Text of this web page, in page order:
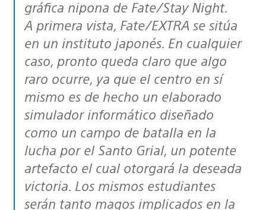
gráfica nipona de Fate/Stay Night.
A primera vista, Fate/EXTRA se sitúa
en un instituto japonés. En cualquier
caso, pronto queda claro que algo
raro ocurre, ya que el centro en sí
mismo es de hecho un elaborado
simulador informático diseñado
como un campo de batalla en la
lucha por el Santo Grial, un potente
artefacto el cual otorgará la deseada
victoria. Los mismos estudiantes
serán tanto magos implicados en la